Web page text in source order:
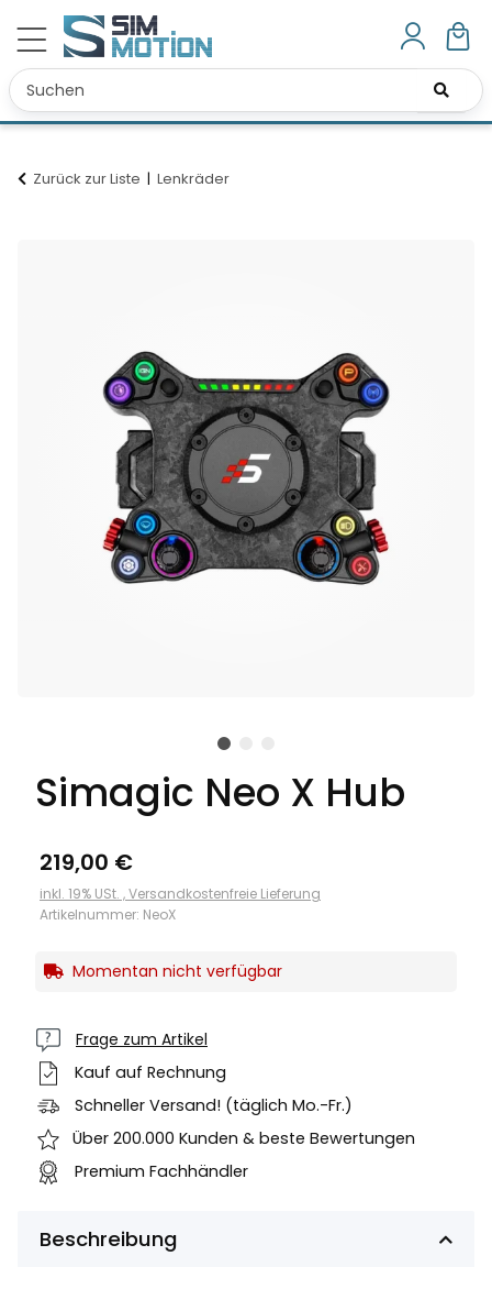
Zurück zur Liste Lenkräder
Simagic Neo X Hub
219,00 €
inkl. 19% USt. ,Versandkostenfreie Lieferung
Artikelnummer: NeoX
Momentan nicht verfügbar
Frage zum Artikel
Kauf auf Rechnung
Schneller Versand! (täglich Mo.-Fr.)
Über 200.000 Kunden & beste Bewertungen
Premium Fachhändler
Beschreibung